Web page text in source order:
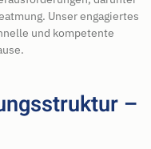
Unser engagiertes
und kompetente
–